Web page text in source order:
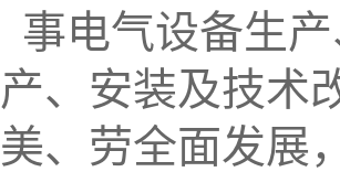
事电气设备生
产、安装及技术
美、劳全面发展